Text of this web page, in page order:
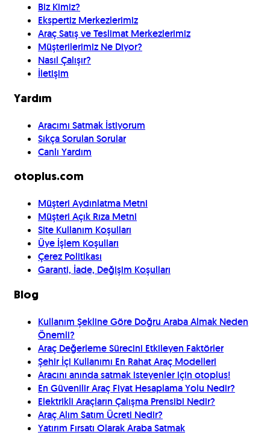
Biz Kimiz?
Ekspertiz Merkezlerimiz
Araç Satış ve Teslimat Merkezlerimiz
Müşterilerimiz Ne Diyor?
Nasıl Çalışır?
İletişim
Yardım
Aracımı Satmak İstiyorum
Sıkça Sorulan Sorular
Canlı Yardım
otoplus.com
Müşteri Aydınlatma Metni
Müşteri Açık Rıza Metni
Site Kullanım Koşulları
Üye İşlem Koşulları
Çerez Politikası
Garanti, İade, Değişim Koşulları
Blog
Kullanım Şekline Göre Doğru Araba Almak Neden
Önemli?
Araç Değerleme Sürecini Etkileyen Faktörler
Şehir İçi Kullanımı En Rahat Araç Modelleri
Aracını anında satmak isteyenler için otoplus!
En Güvenilir Araç Fiyat Hesaplama Yolu Nedir?
Elektrikli Araçların Çalışma Prensibi Nedir?
Araç Alım Satım Ücreti Nedir?
Yatırım Fırsatı Olarak Araba Satmak